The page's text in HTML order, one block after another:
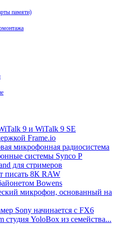
памяти)
9 и WiTalk 9 SE
Frame.io
микрофонная радиосистема
системы Synco P
для стримеров
писать 8К RAW
Bowens
микрофон, основанный на
Sony начинается с FX6
студия YoloBox из семейства...